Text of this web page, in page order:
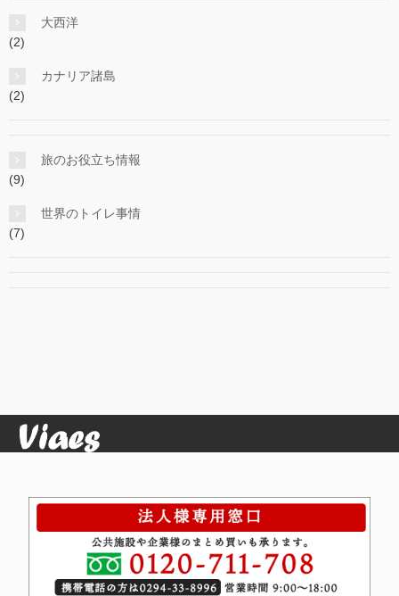
大西洋
(2)
カナリア諸島
(2)
旅のお役立ち情報
(9)
世界のトイレ事情
(7)